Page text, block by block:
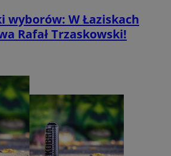
wyborów: W Łaziskach
Rafał Trzaskowski!